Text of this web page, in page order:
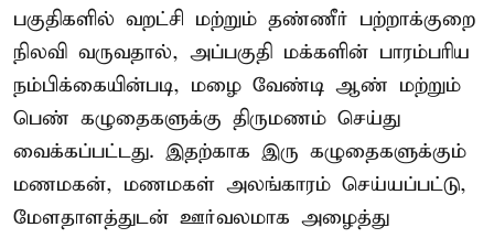
பகுதிகளில் வறட்சி மற்றும் தண்ணீர் பற்றாக்குறை
நிலவி வருவதால், அப்பகுதி மக்களின் பாரம்பரிய
நம்பிக்கையின்படி, மழை வேண்டி ஆண் மற்றும்
பெண் கழுதைகளுக்கு திருமணம் செய்து
வைக்கப்பட்டது. இதற்காக இரு கழுதைகளுக்கும்
மணமகன், மணமகள் அலங்காரம் செய்யப்பட்டு,
மேளதாளத்துடன் ஊர்வலமாக அழைத்து